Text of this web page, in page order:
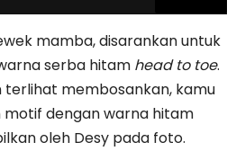
mamba, disarankan untuk
serba hitam head to toe.
terlihat membosankan, kamu
motif dengan warna hitam
oleh Desy pada foto.